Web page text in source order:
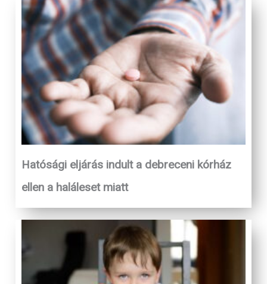
Hatósági eljárás indult a debreceni kórház
ellen a haláleset miatt